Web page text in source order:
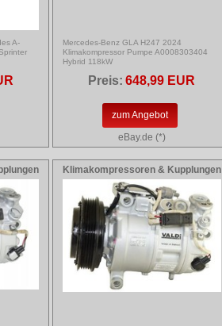
A-
Mercedes-Benz GLA H247 2024
Klimakompressor Pumpe A0008303404
Hybrid 118kW
Preis: 648,99 EUR
zum Angebot
eBay.de (*)
Klimakompressoren & Kupplungen